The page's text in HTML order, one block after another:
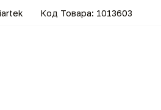
Код Товара: 1013603